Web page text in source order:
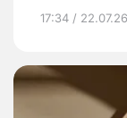
17:34 / 22.07.26